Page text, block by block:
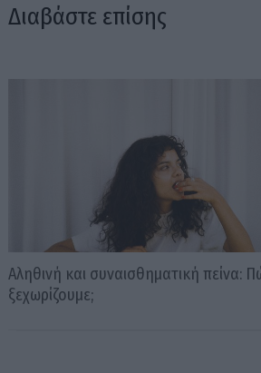
Διαβάστε επίσης
Αληθινή και συναισθηματική πείνα:
ξεχωρίζουμε;